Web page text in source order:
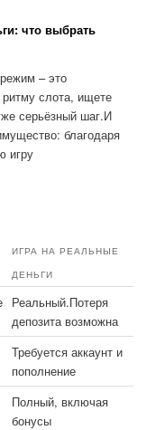
что выбрать
– это
слота, ищете
серьёзный шаг.И
благодаря
игру
ИГРА НА РЕАЛЬНЫЕ
ДЕНЬГИ
Реальный.Потеря
депозита возможна
Требуется аккаунт и
пополнение
Полный, включая
бонусы